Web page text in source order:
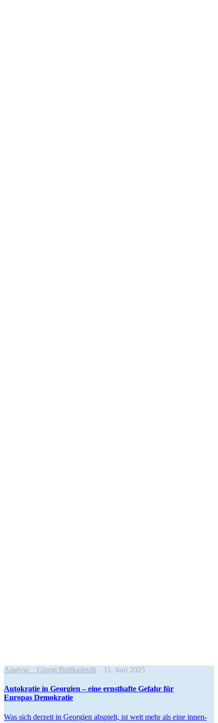
Analyse Giorgi Butikashvili 11. Juni 2025
Autokratie in Georgien – eine ernst­hafte Gefahr für
Europas Demokratie
Was sich derzeit in Georgien abspielt, ist weit mehr als eine innen­